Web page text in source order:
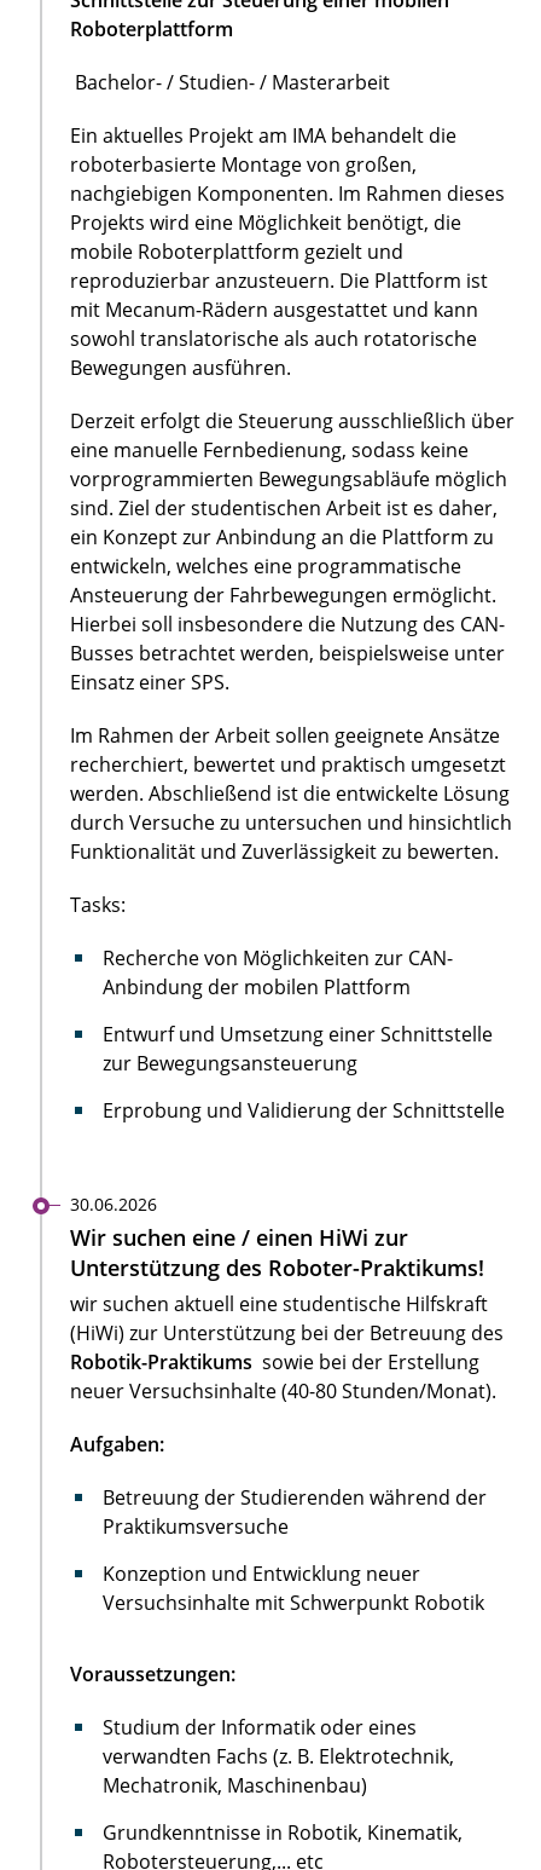
Roboterplattform
Bachelor- / Studien- / Masterarbeit
Ein aktuelles Projekt am IMA behandelt die
roboterbasierte Montage von großen,
nachgiebigen Komponenten. Im Rahmen dieses
Projekts wird eine Möglichkeit benötigt, die
mobile Roboterplattform gezielt und
reproduzierbar anzusteuern. Die Plattform ist
mit Mecanum-Rädern ausgestattet und kann
sowohl translatorische als auch rotatorische
Bewegungen ausführen.
Derzeit erfolgt die Steuerung ausschließlich über
eine manuelle Fernbedienung, sodass keine
vorprogrammierten Bewegungsabläufe möglich
sind. Ziel der studentischen Arbeit ist es daher,
ein Konzept zur Anbindung an die Plattform zu
entwickeln, welches eine programmatische
Ansteuerung der Fahrbewegungen ermöglicht.
Hierbei soll insbesondere die Nutzung des CAN-
Busses betrachtet werden, beispielsweise unter
Einsatz einer SPS.
Im Rahmen der Arbeit sollen geeignete Ansätze
recherchiert, bewertet und praktisch umgesetzt
werden. Abschließend ist die entwickelte Lösung
durch Versuche zu untersuchen und hinsichtlich
Funktionalität und Zuverlässigkeit zu bewerten.
Tasks:
Recherche von Möglichkeiten zur CAN-
Anbindung der mobilen Plattform
Entwurf und Umsetzung einer Schnittstelle
zur Bewegungsansteuerung
Erprobung und Validierung der Schnittstelle
30.06.2026
Wir suchen eine / einen HiWi zur
Unterstützung des Roboter-Praktikums!
wir suchen aktuell eine studentische Hilfskraft
(HiWi) zur Unterstützung bei der Betreuung des
Robotik-Praktikums sowie bei der Erstellung
neuer Versuchsinhalte (40-80 Stunden/Monat).
Aufgaben:
Betreuung der Studierenden während der
Praktikumsversuche
Konzeption und Entwicklung neuer
Versuchsinhalte mit Schwerpunkt Robotik
Voraussetzungen:
Studium der Informatik oder eines
verwandten Fachs (z. B. Elektrotechnik,
Mechatronik, Maschinenbau)
Grundkenntnisse in Robotik, Kinematik,
Robotersteuerung,... etc